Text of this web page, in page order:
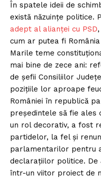
În spatele ideii de
există năzuințe politice.
adept al alianței cu PSD
cum ar putea fi
Marile teme
mai bine de zece ani:
de șefii Consiliilor
pozițiile lor aproape
României în republică
președintele să fie ales
un rol decorativ, a fost
partidelor, la fel și
parlamentarilor pentru
declarațiilor politice. De
într-un viitor proiect de